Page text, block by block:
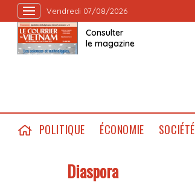
Vendredi 07/08/2026
Consulter
le magazine
POLITIQUE ÉCONOMIE SOCIÉTÉ
Diaspora